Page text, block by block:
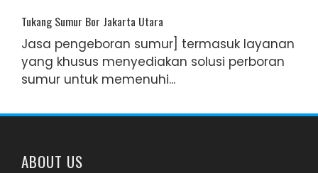
Tukang Sumur Bor Jakarta Utara
Jasa pengeboran sumur] termasuk layanan
yang khusus menyediakan solusi perboran
sumur untuk memenuhi...
ABOUT US